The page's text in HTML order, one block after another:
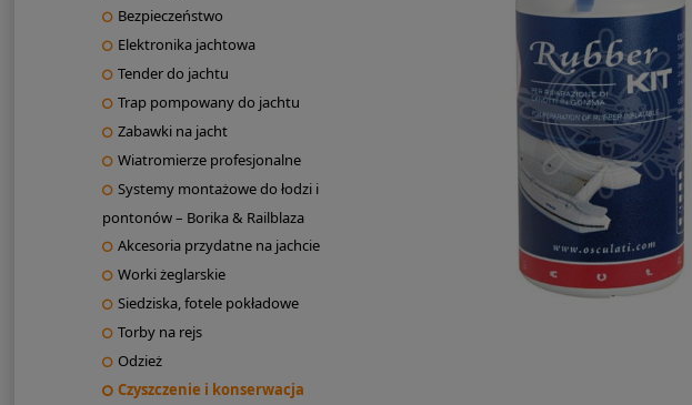
Bezpieczeństwo
Elektronika jachtowa
Tender do jachtu
Trap pompowany do jachtu
Zabawki na jacht
Wiatromierze profesjonalne
Systemy montażowe do łodzi i
pontonów – Borika & Railblaza
Akcesoria przydatne na jachcie
Worki żeglarskie
Siedziska, fotele pokładowe
Torby na rejs
Odzież
Czyszczenie i konserwacja